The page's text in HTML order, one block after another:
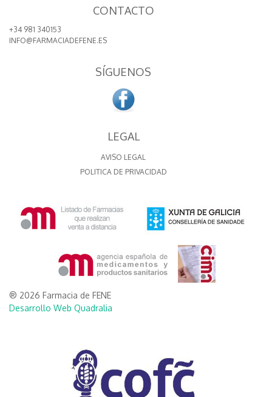
CONTACTO
+34 981 340153
INFO@FARMACIADEFENE.ES
SÍGUENOS
LEGAL
AVISO LEGAL
POLITICA DE PRIVACIDAD
® 2026 Farmacia de FENE
Desarrollo Web Quadralia